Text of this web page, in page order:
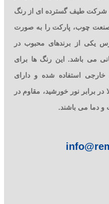
شرکت طیف گسترده ای از رنگ
چوب، پارکت را به صورت
یکی از برندهای محبوب در
می باشد. این رنگ ها برای
استفاده شده و دارای
برابر نور خورشید، مقاوم در
و دما می باشند.